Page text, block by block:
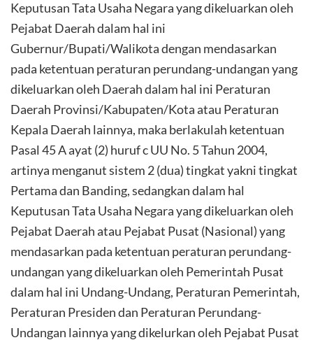
Keputusan Tata Usaha Negara yang dikeluarkan oleh
Pejabat Daerah dalam hal ini
Gubernur/Bupati/Walikota dengan mendasarkan
pada ketentuan peraturan perundang-undangan yang
dikeluarkan oleh Daerah dalam hal ini Peraturan
Daerah Provinsi/Kabupaten/Kota atau Peraturan
Kepala Daerah lainnya, maka berlakulah ketentuan
Pasal 45 A ayat (2) huruf c UU No. 5 Tahun 2004,
artinya menganut sistem 2 (dua) tingkat yakni tingkat
Pertama dan Banding, sedangkan dalam hal
Keputusan Tata Usaha Negara yang dikeluarkan oleh
Pejabat Daerah atau Pejabat Pusat (Nasional) yang
mendasarkan pada ketentuan peraturan perundang-
undangan yang dikeluarkan oleh Pemerintah Pusat
dalam hal ini Undang-Undang, Peraturan Pemerintah,
Peraturan Presiden dan Peraturan Perundang-
Undangan lainnya yang dikelurkan oleh Pejabat Pusat